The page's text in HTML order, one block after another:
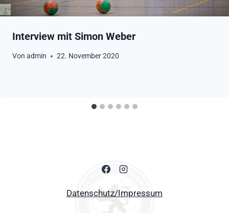
Interview mit Simon Weber
Von admin 22. November 2020
Datenschutz/Impressum